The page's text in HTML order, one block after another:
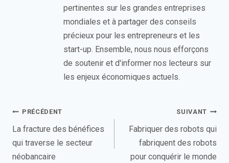
pertinentes sur les grandes entreprises
mondiales et à partager des conseils
précieux pour les entrepreneurs et les
start-up. Ensemble, nous nous efforçons
de soutenir et d'informer nos lecteurs sur
les enjeux économiques actuels.
Navigation
de
l’article
PRÉCÉDENT
La fracture des bénéfices
qui traverse le secteur
néobancaire
SUIVANT
Fabriquer des robots qui
fabriquent des robots
pour conquérir le monde